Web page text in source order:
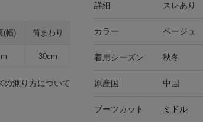
(幅) 筒まわり
30cm
の測り方について
詳細 スレあり
カラー ベージュ
着用シーズン 秋冬
原産国 中国
ブーツカット ミドル